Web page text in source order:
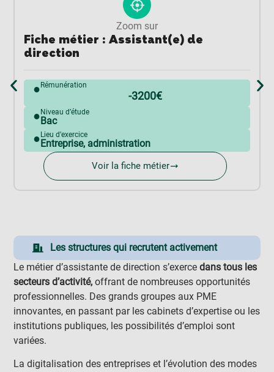
Zoom sur
Fiche métier : Assistant(e) de
direction
● Rémunération
-3200€
●Niveau d’étude
Bac
● Lieu d’exercice
Entreprise, administration
Voir la fiche métier
Les structures qui recrutent activement
Le métier d’assistante de direction s’exercedans tous les
secteurs d’activité, offrant de nombreuses opportunités
professionnelles. Des grands groupes aux PME
innovantes, en passant par les cabinets d’expertise ou les
institutions publiques, les possibilités d’emploi sont
variées.
La digitalisation des entreprises et l’évolution des modes